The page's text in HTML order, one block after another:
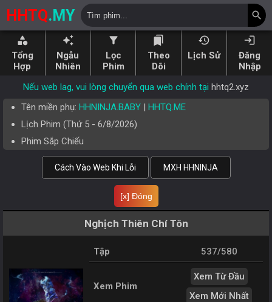
HHTQ.MY search
category
Tổng
Hợp
auto_awesome
Ngẫu
Nhiên
filter_alt
Lọc
Phim
bookmarks
Theo
Dõi
history
Lịch Sử
login
Đăng
Nhập
Nếu web lag, vui lòng chuyển qua web chính tại hhtq2.xyz
Tên miền phụ: HHNINJA.BABY | HHTQ.ME
Lịch Phim (Thứ 5 - 6/8/2026)
Phim Sắp Chiếu
Cách Vào Web Khi Lỗi MXH HHNINJA
[x] Đóng
Nghịch Thiên Chí Tôn
Tập 537/580
Xem Phim
Xem Từ Đầu
Xem Mới Nhất